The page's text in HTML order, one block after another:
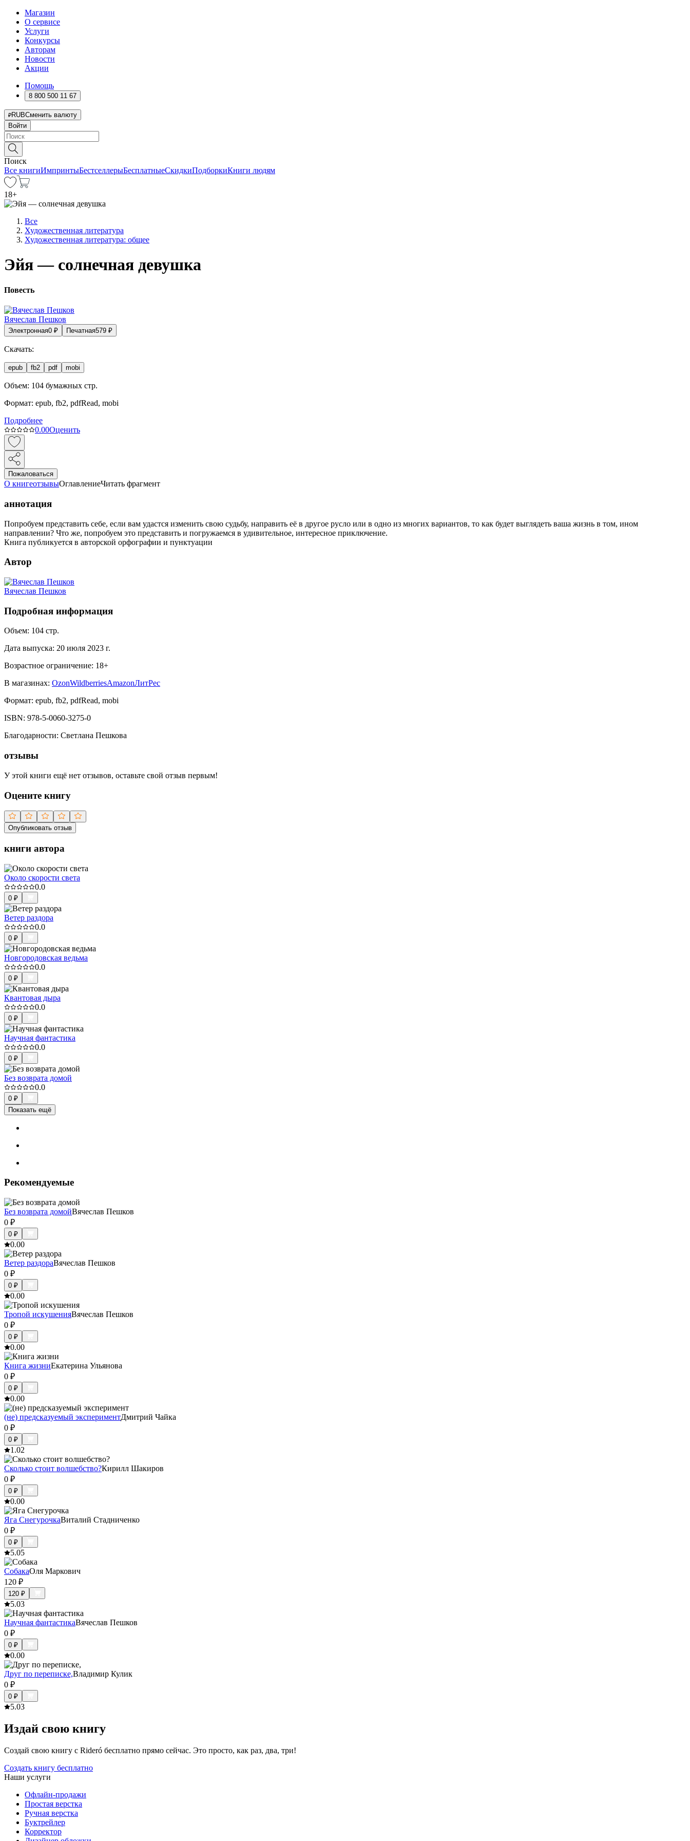
Магазин
О сервисе
Услуги
Конкурсы
Авторам
Новости
Акции
Помощь
8 800 500 11 67
RUBСменить валюту
Войти
Поиск
Все книгиИмпринтыБестселлерыБесплатныеСкидкиПодборкиКниги людям
18+
Все
Художественная литература
Художественная литература: общее
Эйя — солнечная девушка
Повесть
Вячеслав Пешков
Электронная0 ₽ Печатная579 ₽
Скачать:
epub fb2 pdf mobi
Объем: 104 бумажных стр.
Формат: epub, fb2, pdfRead, mobi
Подробнее
0.00Оценить
Пожаловаться
О книгеотзывыОглавлениеЧитать фрагмент
аннотация
Попробуем представить себе, если вам удастся изменить свою судьбу, направить её в другое русло или в одно из многих вариантов, то как будет выглядеть ваша жизнь в том, ином
направлении? Что же, попробуем это представить и погружаемся в удивительное, интересное приключение.
Книга публикуется в авторской орфографии и пунктуации
Автор
Вячеслав Пешков
Подробная информация
Объем: 104 стр.
Дата выпуска: 20 июля 2023 г.
Возрастное ограничение: 18+
В магазинах: OzonWildberriesAmazonЛитРес
Формат: epub, fb2, pdfRead, mobi
ISBN: 978-5-0060-3275-0
Благодарности: Светлана Пешкова
отзывы
У этой книги ещё нет отзывов, оставьте свой отзыв первым!
Оцените книгу
Опубликовать отзыв
книги автора
Около скорости света
0.0
0 ₽
Ветер раздора
0.0
0 ₽
Новгородовская ведьма
0.0
0 ₽
Квантовая дыра
0.0
0 ₽
Научная фантастика
0.0
0 ₽
Без возврата домой
0.0
0 ₽
Показать ещё
Рекомендуемые
Без возврата домойВячеслав Пешков
0 ₽
0 ₽
0.00
Ветер раздораВячеслав Пешков
0 ₽
0 ₽
0.00
Тропой искушенияВячеслав Пешков
0 ₽
0 ₽
0.00
Книга жизниЕкатерина Ульянова
0 ₽
0 ₽
0.00
(не) предсказуемый экспериментДмитрий Чайка
0 ₽
0 ₽
1.02
Сколько стоит волшебство?Кирилл Шакиров
0 ₽
0 ₽
0.00
Яга СнегурочкаВиталий Стадниченко
0 ₽
0 ₽
5.05
СобакаОля Маркович
120 ₽
120 ₽
5.03
Научная фантастикаВячеслав Пешков
0 ₽
0 ₽
0.00
Друг по переписке,Владимир Кулик
0 ₽
0 ₽
5.03
Издай свою книгу
Создай свою книгу с Rideró бесплатно прямо сейчас. Это просто, как раз, два, три!
Создать книгу бесплатно
Наши услуги
Офлайн-продажи
Простая верстка
Ручная верстка
Буктрейлер
Корректор